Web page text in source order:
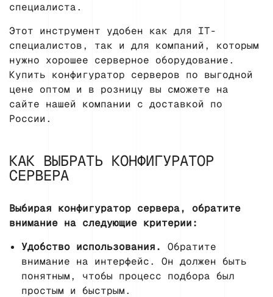
специалиста.
Этот инструмент удобен как для IT-
специалистов, так и для компаний, которым
нужно хорошее серверное оборудование.
Купить конфигуратор серверов по выгодной
цене оптом и в розницу вы сможете на
сайте нашей компании с доставкой по
России.
КАК ВЫБРАТЬ КОНФИГУРАТОР
СЕРВЕРА
Выбирая конфигуратор сервера, обратите
внимание на следующие критерии:
Удобство использования.
Обратите
внимание на интерфейс. Он должен быть
понятным, чтобы процесс подбора был
простым и быстрым.